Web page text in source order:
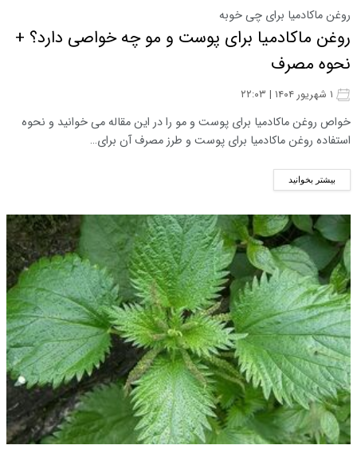
روغن ماکادمیا برای چی خوبه
روغن ماکادمیا برای پوست و مو چه خواصی دارد؟ +
نحوه مصرف
خواص روغن ماکادمیا برای پوست و مو را در این مقاله می خوانید و نحوه
استفاده روغن ماکادمیا برای پوست و طرز مصرف آن برای…
بیشتر بخوانید